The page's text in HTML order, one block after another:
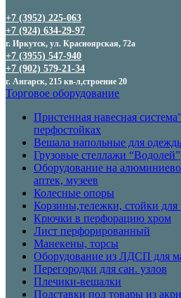
+7 (3952) 225-063
+7 (924) 634-29-97
г. Иркутск, ул. Красноярская, 72а
+7 (3955) 547-940
+7 (902) 579-21-34
г. Ангарск, 215 кв-л,строение 20
Торговое оборудование
Пристенная навесная
перфостойках
Вешала напольные для
Грузовые стеллажи “Водолей”
Оборудование на
аптек, музеев
Колесные опоры
Корзины,тележки, стойки для
Крючки в перфорацию хром
Лист перфорированный
Манекены, торсы
Оборудование из ЛДСП для
Перегородки для сан. узлов
Плечики-вешалки
Подставки под товары из